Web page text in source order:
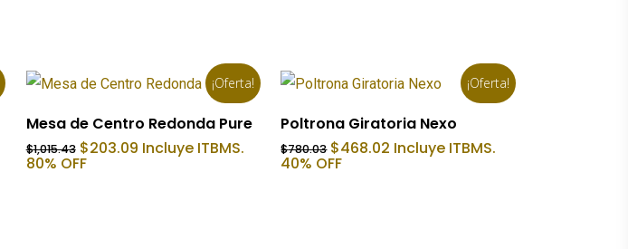
¡Oferta!
Añadir Al Carrito
Mesa de Centro Redonda Pure
$1,015.43 El
precio
$203.09El
precio
Incluye ITBMS.
80% OFF
¡Oferta!
Añadir Al Carrito
Poltrona Giratoria Nexo
$780.03 El
precio
$468.02 El
precio
Incluye ITBMS.
40% OFF